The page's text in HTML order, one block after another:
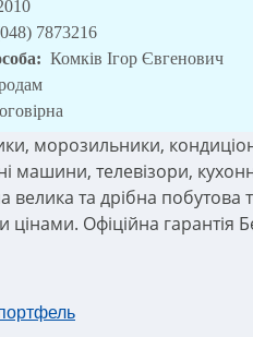
7873216
Комків Ігор Євгенович
морозильники,
машини, телевізори,
велика та дрібна побутова
цінами. Офіційна гарантія